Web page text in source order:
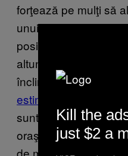
forţează pe mulţi să
unui viitor de căcat
posibilitatea unui
altundeva. Balanţa
înclină în favoarea
estimări ale
sunt aproape o sută
oraşul cu o populatie
de mii. Nu ai nevoie
Kill the
just $2 a